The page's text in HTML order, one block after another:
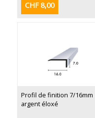
CHF 8,00
Profil de finition 7/16mm
argent éloxé